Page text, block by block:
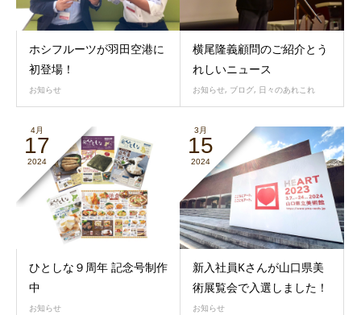
ホシフルーツが羽田空港に
初登場！
お知らせ
横尾隆義顧問のご紹介とう
れしいニュース
お知らせ, ブログ, 日々のあれこれ
4月
17
2024
ひとしな９周年 記念号制作
中
お知らせ
3月
15
2024
新入社員Kさんが山口県美
術展覧会で入選しました！
お知らせ